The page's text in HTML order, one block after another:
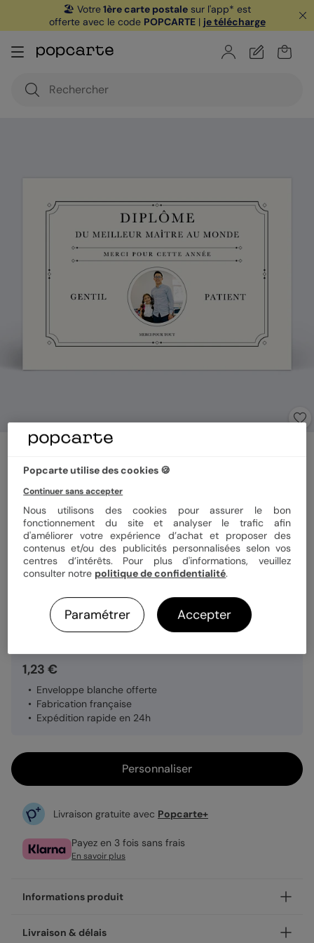
🏖️ Votre1ère carte postale sur l'app* est
offerte avec le code POPCARTE| je télécharge
Carte de remerciement
Le diplôme
Format 12x17 cm
Papier Papier Satiné
Quantité Échantillon personnalisé
1,23 €
Enveloppe blanche offerte
Fabrication française
Expédition rapide en 24h
Personnaliser
Livraison gratuite avec Popcarte+
Payez en 3 fois sans frais
En savoir plus
Informations produit
Personnalisez votre remerciements toutes occasions Le
Livraison & délais
Popcarte utilise des cookies 🍪
Continuer sans accepter
Nous utilisons des cookies pour assurer le bon
fonctionnement du site et analyser le trafic afin
d'améliorer votre expérience d’achat et proposer des
contenus et/ou des publicités personnalisées selon vos
centres d’intérêts. Pour plus d'informations, veuillez
consulter notre politique de confidentialité.
Paramétrer Accepter